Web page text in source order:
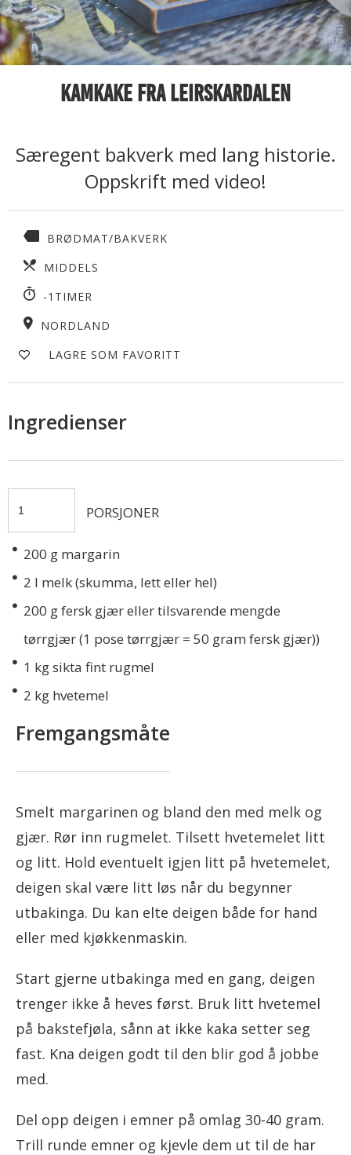
Kamkake fra Leirskardalen
Særegent bakverk med lang historie.
Oppskrift med video!
BRØDMAT/BAKVERK
MIDDELS
-1TIMER
NORDLAND
LAGRE SOM FAVORITT
Ingredienser
PORSJONER
200 g margarin
2 l melk (skumma, lett eller hel)
200 g fersk gjær eller tilsvarende mengde
tørrgjær (1 pose tørrgjær = 50 gram fersk gjær))
1 kg sikta fint rugmel
2 kg hvetemel
Fremgangsmåte
Smelt margarinen og bland den med melk og
gjær. Rør inn rugmelet. Tilsett hvetemelet litt
og litt. Hold eventuelt igjen litt på hvetemelet,
deigen skal være litt løs når du begynner
utbakinga. Du kan elte deigen både for hand
eller med kjøkkenmaskin.
Start gjerne utbakinga med en gang, deigen
trenger ikke å heves først. Bruk litt hvetemel
på bakstefjøla, sånn at ikke kaka setter seg
fast. Kna deigen godt til den blir god å jobbe
med.
Del opp deigen i emner på omlag 30-40 gram.
Trill runde emner og kjevle dem ut til de har